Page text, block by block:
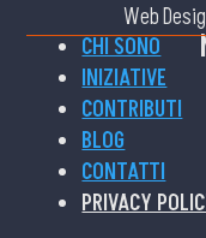
Web
CHI SONO
INIZIATIVE
CONTRIBUTI
BLOG
CONTATTI
PRIVACY